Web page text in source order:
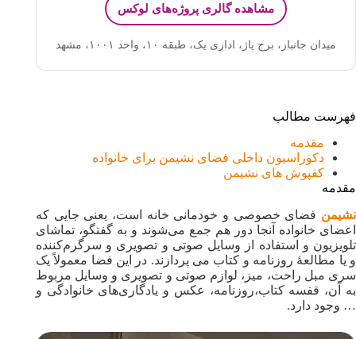
مشاهده گالری پروژه‌های لوکس
میدان جانباز، برج پاژ، اداری یک، طبقه ۱۰، واحد ۱۰۰۱ ، مشهد
فهرست مطالب
مقدمه
دکوراسیون داخلی فضای نشیمن برای خانواده
کفپوش های نشیمن
مقدمه
نشیمن فضای خصوصی و خودمانی خانه است، یعنی جایی که
اعضای خانواده آنجا دور هم جمع می‌شوند و به گفتگو، تماشای
تلویزیون و استفاده از وسایل صوتی و تصویری و سرگرم‌کننده
و یا مطالعهٔ روزنامه و کتاب می پردازند. در این فضا معمولاً یک
سری مبل راحت، میز، لوازم صوتی و تصویری و وسایل مربوط
به آن، قفسه کتاب،روزنامه، عکس و یادگاری‌های خانوادگی و
… وجود دارد.